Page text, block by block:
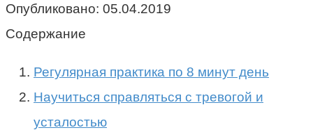
Опубликовано: 05.04.2019
Содержание
Регулярная практика по 8 минут день
Научиться справляться с тревогой и
усталостью